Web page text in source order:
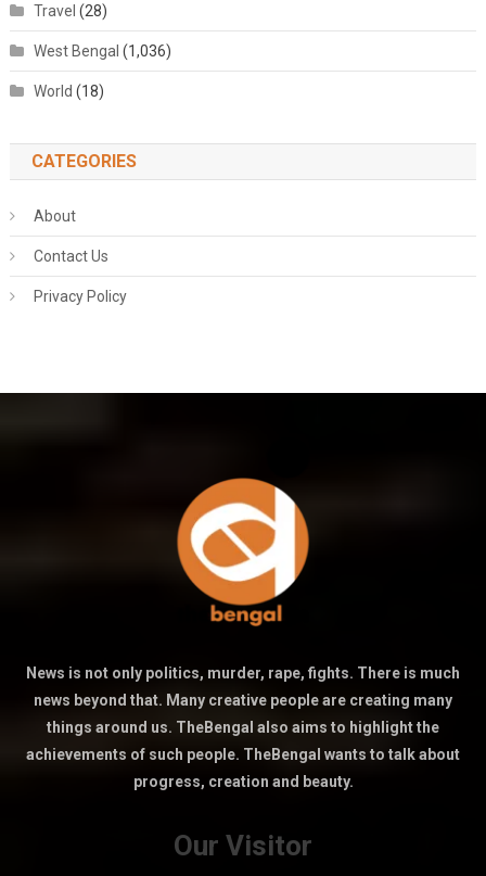
Travel (28)
West Bengal (1,036)
World (18)
CATEGORIES
About
Contact Us
Privacy Policy
News is not only politics, murder, rape, fights. There is much
news beyond that. Many creative people are creating many
things around us. TheBengal also aims to highlight the
achievements of such people. TheBengal wants to talk about
progress, creation and beauty.
Our Visitor